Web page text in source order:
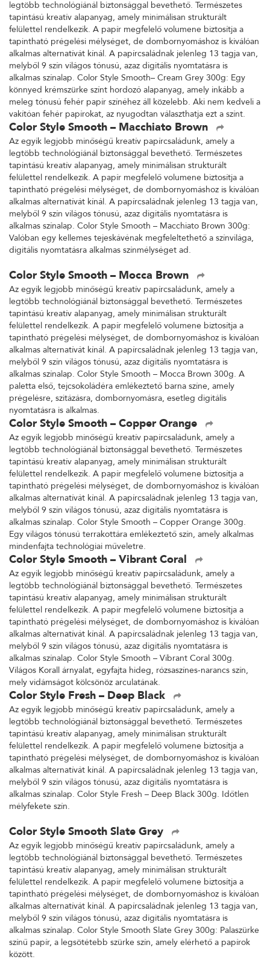
legtöbb technológiánál biztonsággal bevethető. Természetes
tapintású kreatív alapanyag, amely minimálisan strukturált
felülettel rendelkezik. A papír megfelelő volumene biztosítja a
tapintható prégelési mélységet, de dombornyomáshoz is kiválóan
alkalmas alternatívát kínál. A papírcsaládnak jelenleg 13 tagja van,
melyből 9 szín világos tónusú, azaz digitális nyomtatásra is
alkalmas színalap. Color Style Smooth– Cream Grey 300g: Egy
könnyed krémszürke színt hordozó alapanyag, amely inkább a
meleg tónusú fehér papír színéhez áll közelebb. Aki nem kedveli a
vakítóan fehér papírokat, az nyugodtan választhatja ezt a színt.
Color Style Smooth – Macchiato Brown
Az egyik legjobb minőségű kreatív papírcsaládunk, amely a
legtöbb technológiánál biztonsággal bevethető. Természetes
tapintású kreatív alapanyag, amely minimálisan strukturált
felülettel rendelkezik. A papír megfelelő volumene biztosítja a
tapintható prégelési mélységet, de dombornyomáshoz is kiválóan
alkalmas alternatívát kínál. A papírcsaládnak jelenleg 13 tagja van,
melyből 9 szín világos tónusú, azaz digitális nyomtatásra is
alkalmas színalap. Color Style Smooth – Macchiato Brown 300g:
Valóban egy kellemes tejeskávénak megfeleltethető a színvilága,
digitális nyomtatásra alkalmas színmélységet ad.
Color Style Smooth – Mocca Brown
Az egyik legjobb minőségű kreatív papírcsaládunk, amely a
legtöbb technológiánál biztonsággal bevethető. Természetes
tapintású kreatív alapanyag, amely minimálisan strukturált
felülettel rendelkezik. A papír megfelelő volumene biztosítja a
tapintható prégelési mélységet, de dombornyomáshoz is kiválóan
alkalmas alternatívát kínál. A papírcsaládnak jelenleg 13 tagja van,
melyből 9 szín világos tónusú, azaz digitális nyomtatásra is
alkalmas színalap. Color Style Smooth – Mocca Brown 300g. A
paletta első, tejcsokoládéra emlékeztető barna színe, amely
prégelésre, szitázásra, dombornyomásra, esetleg digitális
nyomtatásra is alkalmas.
Color Style Smooth – Copper Orange
Az egyik legjobb minőségű kreatív papírcsaládunk, amely a
legtöbb technológiánál biztonsággal bevethető. Természetes
tapintású kreatív alapanyag, amely minimálisan strukturált
felülettel rendelkezik. A papír megfelelő volumene biztosítja a
tapintható prégelési mélységet, de dombornyomáshoz is kiválóan
alkalmas alternatívát kínál. A papírcsaládnak jelenleg 13 tagja van,
melyből 9 szín világos tónusú, azaz digitális nyomtatásra is
alkalmas színalap. Color Style Smooth – Copper Orange 300g.
Egy világos tónusú terrakottára emlékeztető szín, amely alkalmas
mindenfajta technológiai műveletre.
Color Style Smooth – Vibrant Coral
Az egyik legjobb minőségű kreatív papírcsaládunk, amely a
legtöbb technológiánál biztonsággal bevethető. Természetes
tapintású kreatív alapanyag, amely minimálisan strukturált
felülettel rendelkezik. A papír megfelelő volumene biztosítja a
tapintható prégelési mélységet, de dombornyomáshoz is kiválóan
alkalmas alternatívát kínál. A papírcsaládnak jelenleg 13 tagja van,
melyből 9 szín világos tónusú, azaz digitális nyomtatásra is
alkalmas színalap. Color Style Smooth – Vibrant Coral 300g.
Világos Korall árnyalat, egyfajta hideg, rózsaszínes-narancs szín,
mely vidámságot kölcsönöz arculatának.
Color Style Fresh – Deep Black
Az egyik legjobb minőségű kreatív papírcsaládunk, amely a
legtöbb technológiánál biztonsággal bevethető. Természetes
tapintású kreatív alapanyag, amely minimálisan strukturált
felülettel rendelkezik. A papír megfelelő volumene biztosítja a
tapintható prégelési mélységet, de dombornyomáshoz is kiválóan
alkalmas alternatívát kínál. A papírcsaládnak jelenleg 13 tagja van,
melyből 9 szín világos tónusú, azaz digitális nyomtatásra is
alkalmas színalap. Color Style Fresh – Deep Black 300g. Időtlen
mélyfekete szín.
Color Style Smooth Slate Grey
Az egyik legjobb minőségű kreatív papírcsaládunk, amely a
legtöbb technológiánál biztonsággal bevethető. Természetes
tapintású kreatív alapanyag, amely minimálisan strukturált
felülettel rendelkezik. A papír megfelelő volumene biztosítja a
tapintható prégelési mélységet, de dombornyomáshoz is kiválóan
alkalmas alternatívát kínál. A papírcsaládnak jelenleg 13 tagja van,
melyből 9 szín világos tónusú, azaz digitális nyomtatásra is
alkalmas színalap. Color Style Smooth Slate Grey 300g: Palaszürke
színű papír, a legsötétebb szürke szín, amely elérhető a papírok
között.